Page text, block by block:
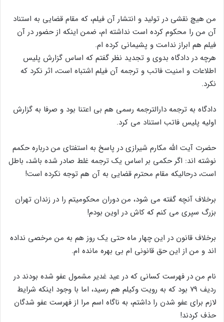
من هیچ نقشی در تولید و انتشار آن فیلم، که مقام قضایی به استناد
آن من را محکوم کرده است نداشته ام، ضمن اینکه از حضور در آن
فیلم هم ابراز ندامت و پشیمانی کرده ام.
هرچه در دادگاه بدوی و تجدید نظر گفتم که اساس گزارش پلیس
اطلاعات و امنیت فاتب و ترجمه آن فیلم اشتباه است، اثر نکرد که
نکرد.
دادگاه به ترجمه دارالترجمه رسمی هم بی اعتنا بود و صرفا به گزارش
اولیه پلیس فاتب استناد می کرد.
حضرت آیت الله مکارم شیرازی در پاسخ به استفتای من درباره حکمم
نوشته اند: اگر حکمی بر اساس یک ترجمه غلط صادر شده باشد، باطل
است، درحالیکه مقام محترم قضایی به آن هم توجه نکرده است!
برخلاف آنچه گفته می شود، من دوران محکومیتم را در زندان تهران
بزرگ سپری می کنم که کاش در اوین بودم!
برخلاف قانون در این چهار ماه حتی یک روز هم به من مرخصی نداده
اند و من از این حق قانونی ام بی بهره مانده ام.
نام من در فهرست کسانی که در عید غدیر مشمول عفو شده بودند در
ردیف ۷۹ بود که به رویت وکیلم هم رسید، اما با وجود اینکه شرایط
لازم برای عفو شدن را داشتم، به ناگاه اسم مرا از فهرست عفو شدگان
حذف کردند!